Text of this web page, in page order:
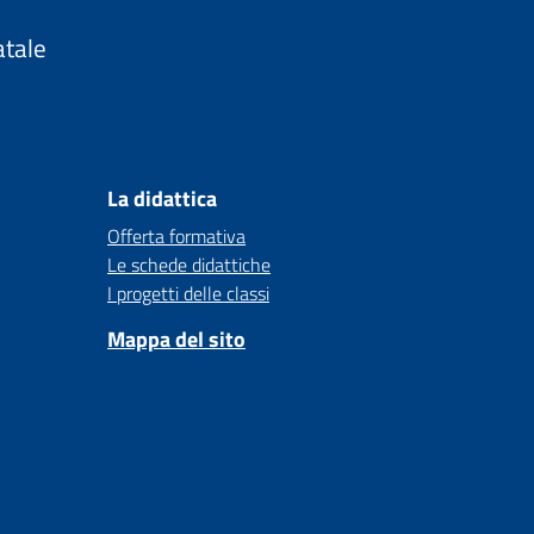
La didattica
Offerta formativa
Le schede didattiche
I progetti delle classi
Mappa del sito